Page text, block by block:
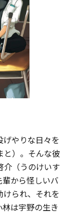
やりな日々を
と）。そんな彼
介（うのけいす
から怪しいバ
られ、それを
は宇野の生き